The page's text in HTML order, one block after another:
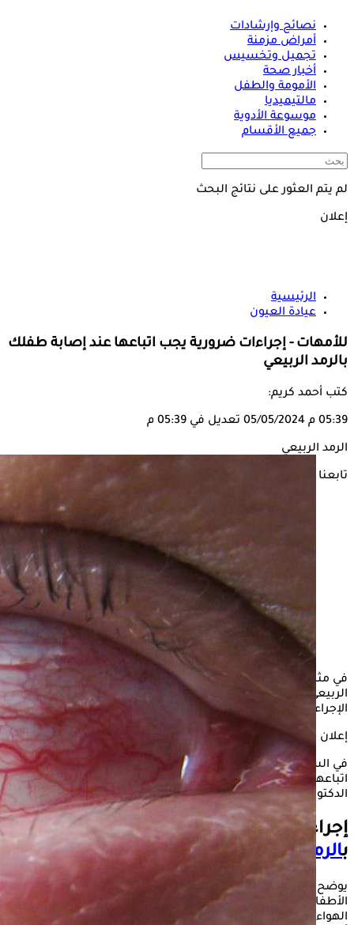
نصائح وإرشادات
أمراض مزمنة
تجميل وتخسيس
أخبار صحة
الأمومة والطفل
مالتيميديا
موسوعة الأدوية
جميع الأقسام
لم يتم العثور على نتائج البحث
إعلان
الرئيسية
عيادة العيون
للأمهات - إجراءات ضرورية يجب اتباعها عند إصابة طفلك
بالرمد الربيعي
كتب أحمد كريم:
05:39 م 05/05/2024 تعديل في 05:39 م
الرمد الربيعي
تابعنا على
في مثل هذه الفترة من كل سنة يصاب الكثير من الأشخاص بالرمد
الربيعي خاصة الأطفال لذلك يجب الحذر من ذلك واتخاذ عدد من
الإجراءات لتجنب إصابة الأطفال به.
إعلان
في السياق التالي، يوضح " الكونسلتو"، أبرز الإجراءات التي يجب
اتباعها في حالة إصابة طفلك بالرمد الربيعي، وذلك حسبما ذكره
الدكتور محمد صلاح الدين زعتر استشاري طب العيون.
إجراءات يجب اتباعها في حالة إصابة طفلك
بالرمد الربيعي
يوضح زعتر، أن الرمد الربيعي
من الأمراض الشائعة التي تصيب
الأطفال خلال فصل الربيع، خاصة مع إزدياد كمية حبوب اللقاح في
الهواء وينتج هذا الإلتهاب عن رد فعل تحسسي تجاه حبوب اللقاح